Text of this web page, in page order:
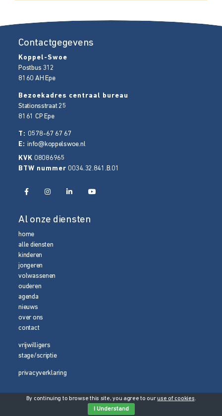
Contactgegevens
Koppel-Swoe
Postbus 312
8160 AH Epe
Bezoekadres centraal bureau
Stationsstraat 25
8161 CP Epe
T: 0578-67 67 67
E:info@koppelswoe.nl
KVK 08086965
BTW nummer 0034.32.841.B.01
Al onze diensten
home
alle diensten
kinderen
jongeren
volwassenen
ouderen
agenda
nieuws
over ons
contact
vrijwilligers
stage/scriptie
privacyverklaring
© 2026 Media Magneet
By continuing to browse this site, you agree to our use of cookies.
I Understand